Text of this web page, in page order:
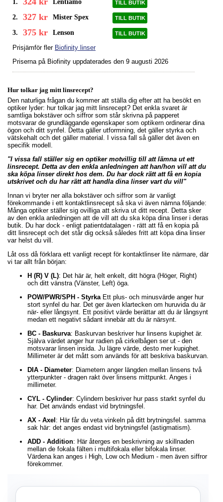
TILL BUTIK
2. 327 kr Mister Spex TILL BUTIK
3. 375 kr Lenson TILL BUTIK
Prisjämför fler Biofinity linser
Priserna på Biofinity uppdaterades den 9 augusti 2026
Hur tolkar jag mitt linsrecept?
Den naturliga frågan du kommer att ställa dig efter att ha besökt en
optiker lyder: hur tolkar jag mitt linsrecept? Det enkla svaret är
samtliga bokstäver och siffror som står skrivna på papperet
motsvarar de grundläggande egenskaper som optikern ordinerar dina
ögon och ditt synfel. Detta gäller utformning, det gäller styrka och
vätskehalt och det gäller material. I vissa fall så gäller det även en
specifik modell.
"I vissa fall ställer sig en optiker motvillig till att lämna ut ett
linsrecept. Detta av den enkla anledningen att han/hon vill att du
ska köpa linser direkt hos dem. Du har dock rätt att få en kopia
utskrivet och du har rätt att handla dina linser vart du vill"
Innan vi bryter ner alla bokstäver och siffror som är vanligt
förekommande i ett kontaktlinsrecept så ska vi även nämna följande:
Många optiker ställer sig ovilliga att skriva ut ditt recept. Detta sker
av den enkla anledningen att de vill att du ska köpa dina linser i deras
butik. Du har dock - enligt patientdatalagen - rätt att få en kopia på
ditt linsrecept och det står dig också således fritt att köpa dina linser
var helst du vill.
Låt oss då förklara ett vanligt recept för kontaktlinser lite närmare, där
vi tar allt från början:
H (R) V (L): Det här är, helt enkelt, ditt högra (Höger, Right)
och ditt vänstra (Vänster, Left) öga.
POW/PWR/SPH - StyrkaEtt plus- och minusvärde anger hur
stort synfel du har. Det ger även klartecken om huruvida du är
när- eller långsynt. Ett positivt värde berättar att du är långsynt
medan ett negativt sådant innebär att du är närsynt.
BC - Baskurva: Baskurvan beskriver hur linsens kupighet är.
Själva värdet anger hur radien på cirkelbågen ser ut - den
motsvarar linsen insida. Ju lägre värde, desto mer kupighet.
Millimeter är det mått som används för att beskriva baskurvan.
DIA - Diameter: Diametern anger längden mellan linsens två
ytterpunkter - dragen rakt över linsens mittpunkt. Anges i
millimeter.
CYL - Cylinder: Cylindern beskriver hur pass starkt synfel du
har. Det används endast vid brytningsfel.
AX - Axel : Här får du veta vinkeln på ditt brytningsfel. samma
sak här: det anges endast vid brytningsfel (astigmatism).
ADD - Addition: Här återges en beskrivning av skillnaden
mellan de fokala fälten i multifokala eller bifokala linser.
Värdena kan anges i High, Low och Medium - men även siffror
förekommer.